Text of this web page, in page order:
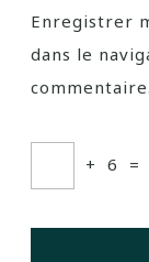
Enregistrer
dans le
commentaire.
+ 6 =